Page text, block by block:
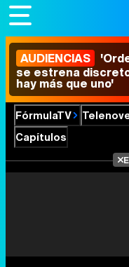
AUDIENCIAS
se estrena
hay más que uno'
FórmulaTV
Capítulos